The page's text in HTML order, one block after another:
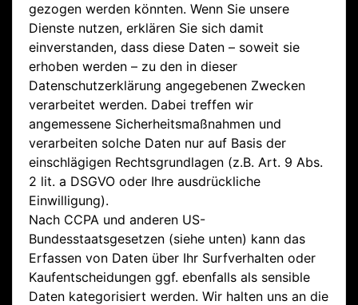
gezogen werden könnten. Wenn Sie unsere
Dienste nutzen, erklären Sie sich damit
einverstanden, dass diese Daten – soweit sie
erhoben werden – zu den in dieser
Datenschutzerklärung angegebenen Zwecken
verarbeitet werden. Dabei treffen wir
angemessene Sicherheitsmaßnahmen und
verarbeiten solche Daten nur auf Basis der
einschlägigen Rechtsgrundlagen (z.B. Art. 9 Abs.
2 lit. a DSGVO oder Ihre ausdrückliche
Einwilligung).
Nach CCPA und anderen US-
Bundesstaatsgesetzen (siehe unten) kann das
Erfassen von Daten über Ihr Surfverhalten oder
Kaufentscheidungen ggf. ebenfalls als sensible
Daten kategorisiert werden. Wir halten uns an die